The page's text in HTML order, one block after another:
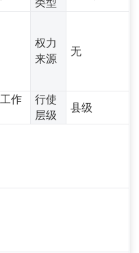
权力
来源
无
作
行使
层级
县级